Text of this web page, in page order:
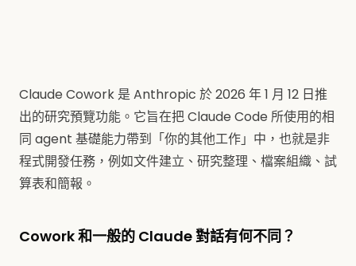
Claude Cowork 是 Anthropic 於 2026 年 1 月 12 日推
出的研究預覽功能。它旨在把 Claude Code 所使用的相
同 agent 基礎能力帶到「你的其他工作」中，也就是非
程式開發任務，例如文件建立、研究整理、檔案組織、試
算表和簡報。
Cowork 和一般的 Claude 對話有何不同？